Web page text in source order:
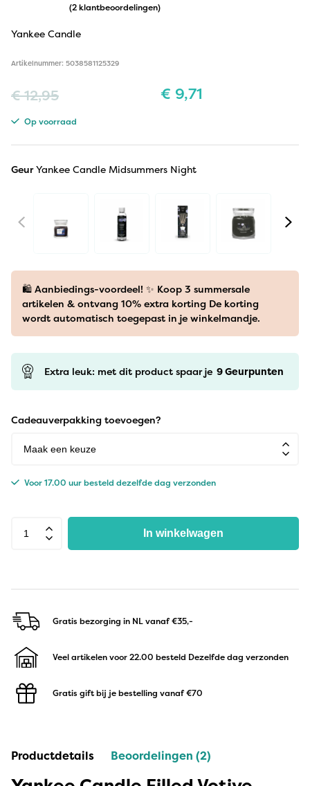
(2 klantbeoordelingen)
Yankee Candle
Artikelnummer: 5038581125329
€12,95 € 9,71
Op voorraad
GeurYankee Candle Midsummers Night
🛍️ Aanbiedings-voordeel! ✨ Koop 3 summersale
artikelen & ontvang 10% extra korting De korting
wordt automatisch toegepast in je winkelmandje.
Extra leuk: met dit product spaar je 9Geurpunten
Cadeauverpakking toevoegen?
Voor 17.00 uur besteld dezelfde dag verzonden
In winkelwagen
Gratis bezorging in NLvanaf €35,-
Veel artikelen voor 22.00 besteld Dezelfde dag verzonden
Gratis gift bij je bestelling vanaf €70
Productdetails Beoordelingen (2)